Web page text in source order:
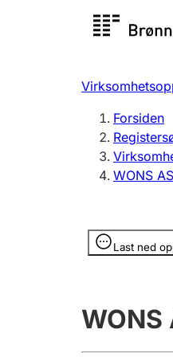
Registrere,
Forsiden
WONS
Last ned
Opplysninger
WONS